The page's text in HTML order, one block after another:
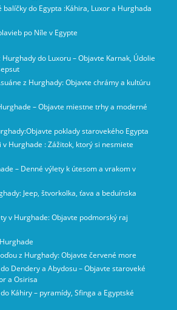
balíčky do Egypta :Káhira, Luxor a Hurghada
po Níle v Egypte
do Luxoru – Objavte Karnak, Údolie
z Hurghady: Objavte chrámy a kultúru
– Objavte miestne trhy a moderné
poklady starovekého Egypta
v Hurghade : Zážitok, ktorý si nesmiete
– Denné výlety k útesom a vrakom v
Jeep, štvorkolka, ťava a beduínska
v Hurghade: Objavte podmorský raj
z Hurghady: Objavte červené more
Dendery a Abydosu – Objavte staroveké
a Osirisa
Káhiry – pyramídy, Sfinga a Egyptské